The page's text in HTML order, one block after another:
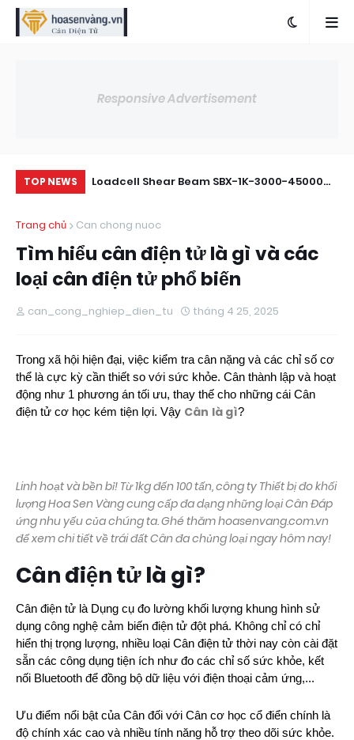
Responsive Advertisement
TOP NEWS
nghiệm
Loadcell Shear Beam SBX-1K-3000-45000
Trang chủ
Can chong nuoc
Tìm hiểu cân điện tử là gì và các
loại cân điện tử phổ biến
can_cong_nghiep_dien_tu tháng 4 25, 2025
Trong xã hội hiện đại, việc kiểm tra cân nặng và các chỉ số cơ
thể là cực kỳ cần thiết so với sức khỏe. Cân thành lập và hoạt
động như 1 phương án tối ưu, thay thế cho những cái Cân
điện tử cơ học kém tiện lợi. Vậy Cân là gì?
Linh hoạt và bền bỉ! Từ 1kg đến 100 tấn, công ty Thiết bị đo khối
lượng Hoa Sen Vàng cung cấp đa dạng những loại Cân Đáp
ứng nhu yếu của chúng ta. Ghé thămhoasenvang.com.vn
để xem chi tiết về trái đất Cân đa chủng loại ngay hôm nay!
Cân điện tử là gì?
Cân điện tử là Dụng cụ đo lường khối lượng khung hình sử
dụng công nghệ cảm biến điện tử đột phá. Không chỉ có chỉ
hiển thị trọng lượng, nhiều loại Cân điện tử thời nay còn cài đặt
sẵn các công dụng tiện ích như đo các chỉ số sức khỏe, kết
nối Bluetooth để đồng bộ dữ liệu với điện thoại cảm ứng,...
Ưu điểm nổi bật của Cân đối với Cân cơ học cổ điển chính là
độ chính xác cao và nhiều tính năng hỗ trợ theo dõi sức khỏe.